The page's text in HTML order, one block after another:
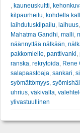
kauneuskultti
kilpaurheilu kohdella
laihdutuskilpailu laihuus
Mahatma Gandhi malli
näännyttää nälkään
pakkomielle panttivanki
ranska rekrytoida Rene
salapaastoaja sankari
syömättömyys
uhrius väkivalta
ylivastuullinen